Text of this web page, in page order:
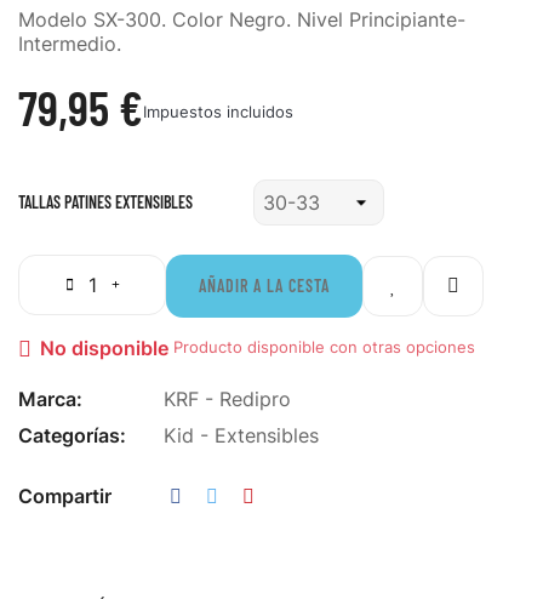
Modelo SX-300. Color Negro. Nivel Principiante-
Intermedio.
79,95 €Impuestos incluidos
TALLAS PATINES EXTENSIBLES
AÑADIR A LA CESTA
 No disponible Producto disponible con otras opciones
Marca:
KRF - Redipro
Categorías:
Kid - Extensibles
Compartir